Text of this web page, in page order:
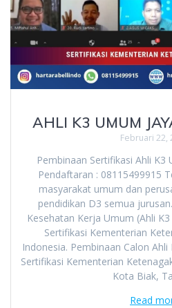
AHLI K3 UMUM
Februari 22,
Pembinaan Sertifikasi Ahli K3
Pendaftaran : 08115499915
masyarakat umum dan
pendidikan D3 semua
Kesehatan Kerja Umum (Ahli
Sertifikasi Kementerian
Indonesia. Pembinaan Calon
Sertifikasi Kementerian
Kota Biak,
Read